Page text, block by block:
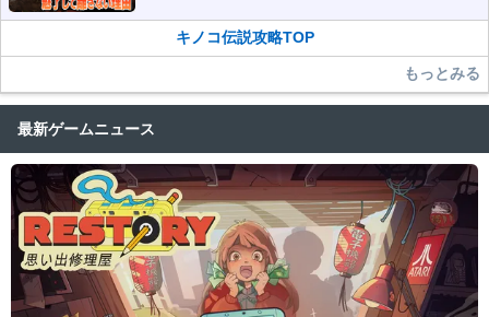
キノコ伝説攻略TOP
もっとみる
最新ゲームニュース